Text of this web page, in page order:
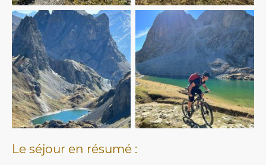
Le séjour en résumé :